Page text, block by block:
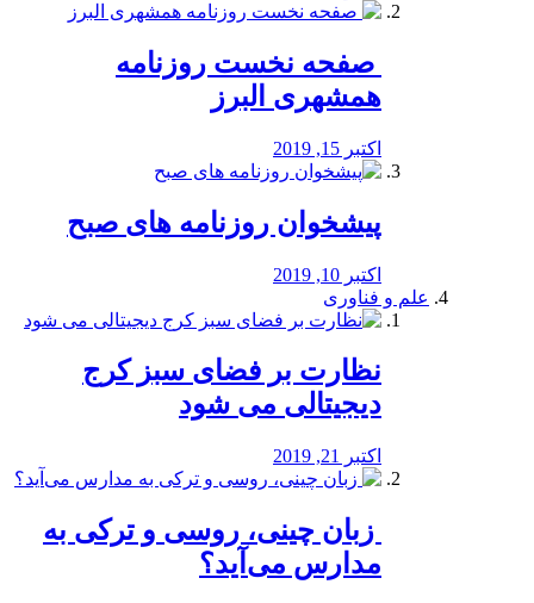
️ صفحه نخست روزنامه‌
همشهری البرز
اکتبر 15, 2019
پیشخوان روزنامه های صبح
اکتبر 10, 2019
علم و فناوری
نظارت بر فضای سبز کرج
دیجیتالی می شود
اکتبر 21, 2019
️ زبان چینی، روسی و ترکی به
مدارس می‌آید؟